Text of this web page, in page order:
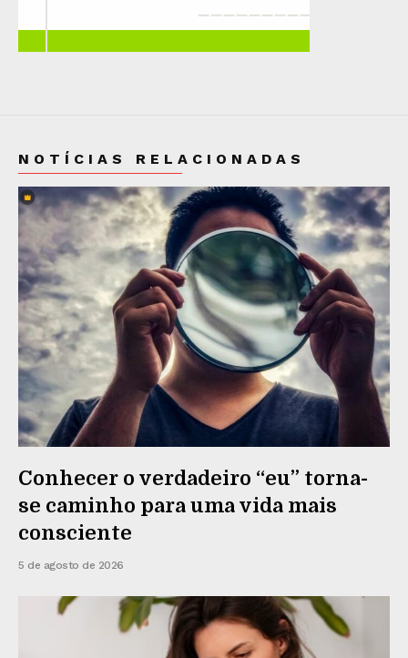
NOTÍCIAS RELACIONADAS
Conhecer o verdadeiro “eu” torna-
se caminho para uma vida mais
consciente
5 de agosto de 2026